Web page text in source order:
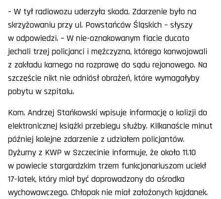
– W tył radiowozu uderzyła skoda. Zdarzenie było na
skrzyżowaniu przy ul. Powstańców Śląskich – słyszy
w odpowiedzi. – W nie-oznakowanym fiacie ducato
jechali trzej policjanci i mężczyzna, którego konwojowali
z zakładu karnego na rozprawę do sądu rejonowego. Na
szczęście nikt nie odniósł obrażeń, które wymagałyby
pobytu w szpitalu.
Kom. Andrzej Stańkowski wpisuje informację o kolizji do
elektronicznej książki przebiegu służby. Kilkanaście minut
później kolejne zdarzenie z udziałem policjantów.
Dyżurny z KWP w Szczecinie informuje, że około 11.10
w powiecie stargardzkim trzem funkcjonariuszom uciekł
17-latek, który miał być doprowadzony do ośrodka
wychowawczego. Chłopak nie miał założonych kajdanek.